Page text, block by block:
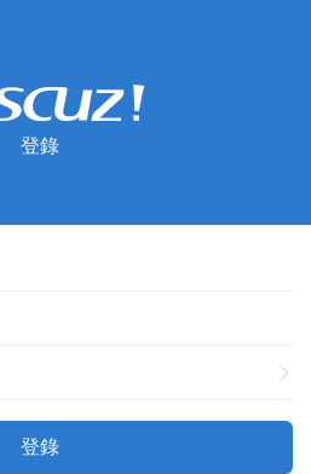
登錄
登錄